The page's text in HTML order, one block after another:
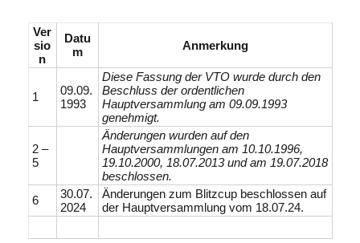
Ver
sio
n
Datu
m
Anmerkung
1
09.09.
1993
Diese Fassung der VTO wurde durch den
Beschluss der ordentlichen
Hauptversammlung am 09.09.1993
genehmigt.
2 –
5
Änderungen wurden auf den
Hauptversammlungen am 10.10.1996,
19.10.2000, 18.07.2013 und am 19.07.2018
beschlossen.
6
30.07.
2024
Änderungen zum Blitzcup beschlossen auf
der Hauptversammlung vom 18.07.24.